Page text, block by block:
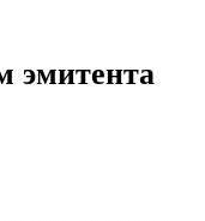
эмитента